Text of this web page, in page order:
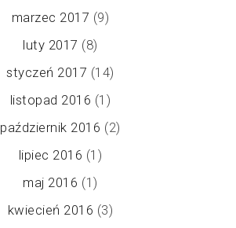
marzec 2017 (9)
luty 2017 (8)
styczeń 2017 (14)
listopad 2016 (1)
październik 2016 (2)
lipiec 2016 (1)
maj 2016 (1)
kwiecień 2016 (3)